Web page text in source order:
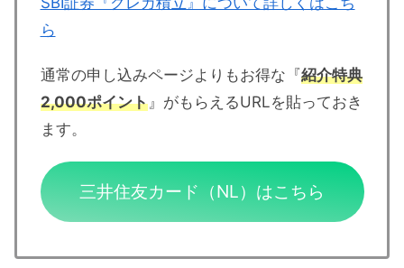
ら
通常の申し込みページよりもお得な『紹介特典
2,000ポイント』がもらえるURLを貼っておき
ます。
三井住友カード（NL）はこちら